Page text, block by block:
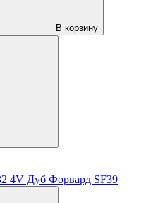
В корзину